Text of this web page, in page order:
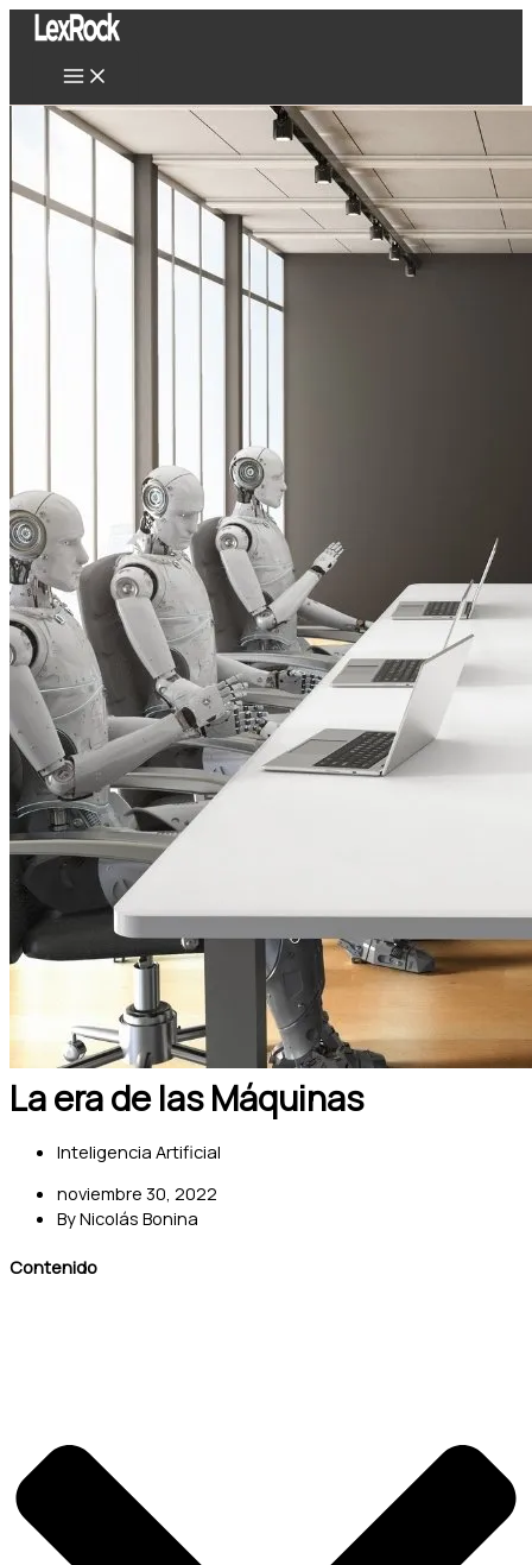
Ir
La era de las Máquinas
Inteligencia Artificial
noviembre 30, 2022
ByNicolás Bonina
Contenido